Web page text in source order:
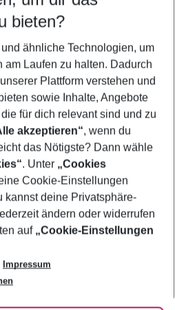
5-8 Nächte
anzeigen
bieten?
ähnliche Technologien, um
am Laufen zu halten. Dadurch
Plattform verstehen und
sowie Inhalte, Angebote
für dich relevant sind und zu
akzeptieren“, wenn du
das Nötigste? Dann wähle
. Unter „Cookies
Cookie-Einstellungen
kannst deine Privatsphäre-
ändern oder widerrufen
auf „Cookie-Einstellungen
Impressum